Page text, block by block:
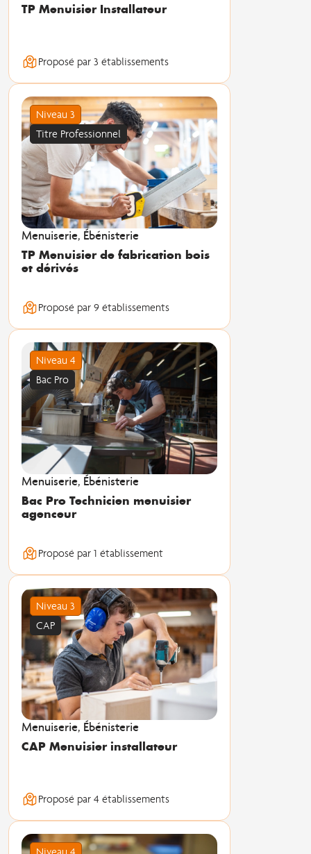
TP Menuisier Installateur
Proposé par 3 établissements
Niveau 3
Titre Professionnel
Menuiserie, Ébénisterie
TP Menuisier de fabrication bois
et dérivés
Proposé par 9 établissements
Niveau 4
Bac Pro
Menuiserie, Ébénisterie
Bac Pro Technicien menuisier
agenceur
Proposé par 1 établissement
Niveau 3
CAP
Menuiserie, Ébénisterie
CAP Menuisier installateur
Proposé par 4 établissements